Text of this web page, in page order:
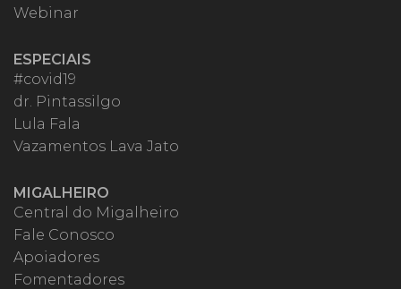
Webinar
ESPECIAIS
#covid19
dr. Pintassilgo
Lula Fala
Vazamentos Lava Jato
MIGALHEIRO
Central do Migalheiro
Fale Conosco
Apoiadores
Fomentadores